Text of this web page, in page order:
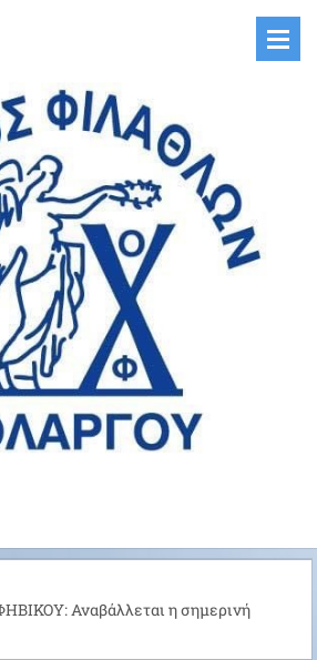
Αναβάλλεται η σημερινή